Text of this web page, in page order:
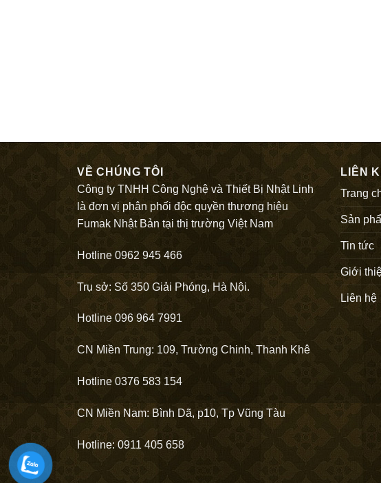
VỀ CHÚNG TÔI
Công ty TNHH Công Nghệ và Thiết Bị Nhật Linh
là đơn vị phân phối độc quyền thương hiệu
Fumak Nhật Bản tại thị trường Việt Nam
Hotline 0962 945 466
Trụ sở: Số 350 Giải Phóng, Hà Nội.
Hotline 096 964 7991
CN Miền Trung: 109, Trường Chinh, Thanh Khê
Hotline 0376 583 154
CN Miền Nam: Bình Dã, p10, Tp Vũng Tàu
Hotline: 0911 405 658
LIÊN
Trang
Sản
Tin tức
Giới
Liên hệ